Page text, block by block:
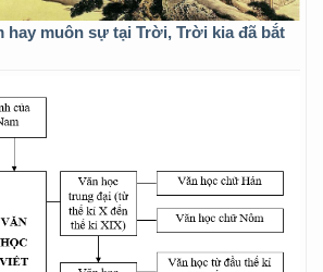
hay muôn sự tại Trời, Trời kia đã bắt